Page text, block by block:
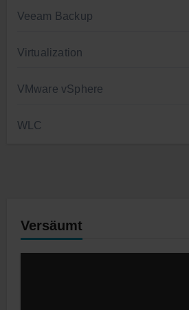
Veeam Backup
Virtualization
VMware vSphere
WLC
Versäumt